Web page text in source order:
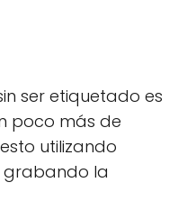
ser etiquetado es
poco más de
utilizando
la